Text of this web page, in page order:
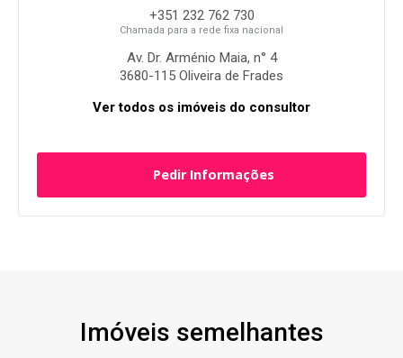
+351 232 762 730
Chamada para a rede fixa nacional
Av. Dr. Arménio Maia, n° 4
3680-115 Oliveira de Frades
Ver todos os imóveis do consultor
Pedir Informações
Imóveis semelhantes